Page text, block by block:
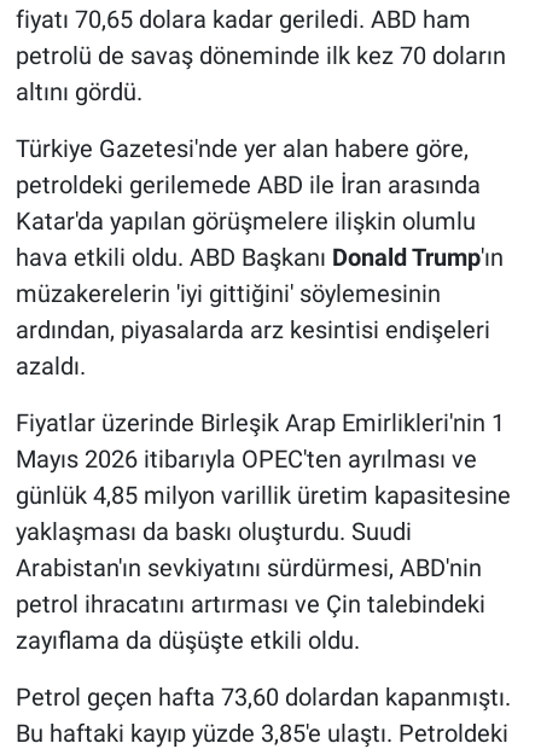
fiyatı 70,65 dolara kadar geriledi. ABD ham
petrolü de savaş döneminde ilk kez 70 doların
altını gördü.
Türkiye Gazetesi'nde yer alan habere göre,
petroldeki gerilemede ABD ile İran arasında
Katar'da yapılan görüşmelere ilişkin olumlu
hava etkili oldu. ABD Başkanı Donald Trump'ın
müzakerelerin 'iyi gittiğini' söylemesinin
ardından, piyasalarda arz kesintisi endişeleri
azaldı.
Fiyatlar üzerinde Birleşik Arap Emirlikleri'nin 1
Mayıs 2026 itibarıyla OPEC'ten ayrılması ve
günlük 4,85 milyon varillik üretim kapasitesine
yaklaşması da baskı oluşturdu. Suudi
Arabistan'ın sevkiyatını sürdürmesi, ABD'nin
petrol ihracatını artırması ve Çin talebindeki
zayıflama da düşüşte etkili oldu.
Petrol geçen hafta 73,60 dolardan kapanmıştı.
Bu haftaki kayıp yüzde 3,85'e ulaştı. Petroldeki